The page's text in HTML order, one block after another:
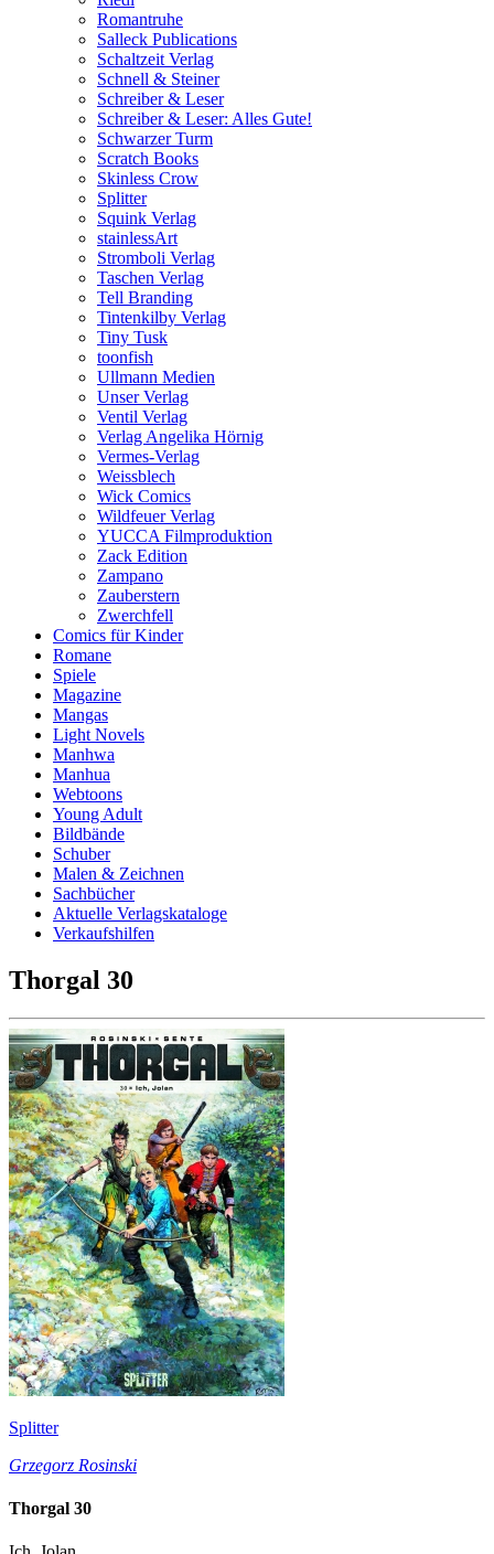
Romantruhe
Salleck Publications
Schaltzeit Verlag
Schnell & Steiner
Schreiber & Leser
Schreiber & Leser: Alles Gute!
Schwarzer Turm
Scratch Books
Skinless Crow
Splitter
Squink Verlag
stainlessArt
Stromboli Verlag
Taschen Verlag
Tell Branding
Tintenkilby Verlag
Tiny Tusk
toonfish
Ullmann Medien
Unser Verlag
Ventil Verlag
Verlag Angelika Hörnig
Vermes-Verlag
Weissblech
Wick Comics
Wildfeuer Verlag
YUCCA Filmproduktion
Zack Edition
Zampano
Zauberstern
Zwerchfell
Comics für Kinder
Romane
Spiele
Magazine
Mangas
Light Novels
Manhwa
Manhua
Webtoons
Young Adult
Bildbände
Schuber
Malen & Zeichnen
Sachbücher
Aktuelle Verlagskataloge
Verkaufshilfen
Thorgal 30
Splitter
Grzegorz Rosinski
Thorgal 30